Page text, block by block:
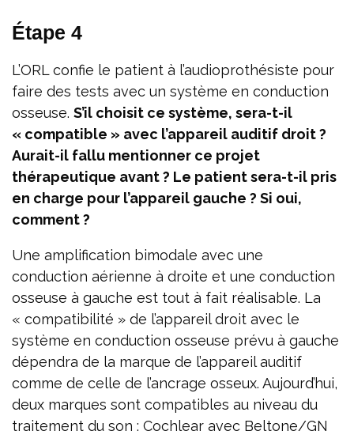
Étape 4
L’ORL confie le patient à l’audioprothésiste pour
faire des tests avec un système en conduction
osseuse. S’il choisit ce système, sera-t-il
« compatible » avec l’appareil auditif droit ?
Aurait-il fallu mentionner ce projet
thérapeutique avant ? Le patient sera-t-il pris
en charge pour l’appareil gauche ? Si oui,
comment ?
Une amplification bimodale avec une
conduction aérienne à droite et une conduction
osseuse à gauche est tout à fait réalisable. La
« compatibilité » de l’appareil droit avec le
système en conduction osseuse prévu à gauche
dépendra de la marque de l’appareil auditif
comme de celle de l’ancrage osseux. Aujourd’hui,
deux marques sont compatibles au niveau du
traitement du son : Cochlear avec Beltone/GN